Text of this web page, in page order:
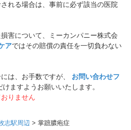
れる場合は、事前に必ず該当の医院
害について、ミーカンパニー株式会
アではその賠償の責任を一切負わない
は、お手数ですが、 お問い合わせフ
ますようお願いいたします。
りません
志駅周辺 > 掌蹠膿疱症